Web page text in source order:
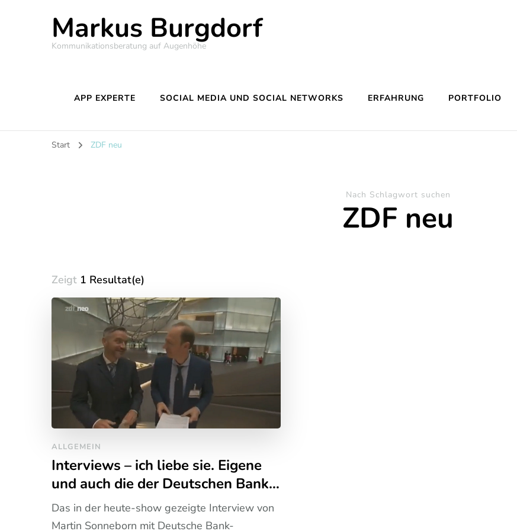
Markus Burgdorf
Kommunikationsberatung auf Augenhöhe
APP EXPERTE SOCIAL MEDIA UND SOCIAL NETWORKS ERFAHRUNG PORTFOLIO
Start ZDF neu
Nach Schlagwort suchen
ZDF neu
Zeigt 1 Resultat(e)
ALLGEMEIN
Interviews – ich liebe sie. Eigene
und auch die der Deutschen Bank…
Das in der heute-show gezeigte Interview von
Martin Sonneborn mit Deutsche Bank-